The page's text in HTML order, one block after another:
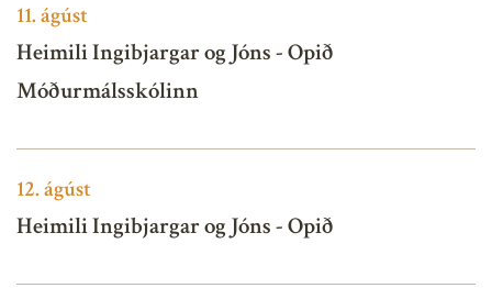
11.ágúst
Heimili Ingibjargar og Jóns - Opið
Móðurmálsskólinn
12.ágúst
Heimili Ingibjargar og Jóns - Opið